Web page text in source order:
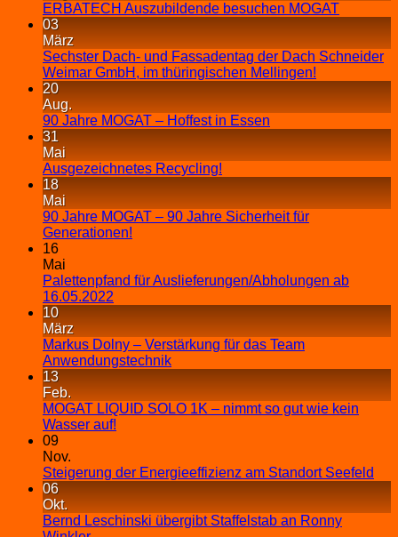
ERBATECH Auszubildende besuchen MOGAT
03
März
Sechster Dach- und Fassadentag der Dach Schneider
Weimar GmbH, im thüringischen Mellingen!
20
Aug.
90 Jahre MOGAT – Hoffest in Essen
31
Mai
Ausgezeichnetes Recycling!
18
Mai
90 Jahre MOGAT – 90 Jahre Sicherheit für
Generationen!
16
Mai
Palettenpfand für Auslieferungen/Abholungen ab
16.05.2022
10
März
Markus Dolny – Verstärkung für das Team
Anwendungstechnik
13
Feb.
MOGAT LIQUID SOLO 1K – nimmt so gut wie kein
Wasser auf!
09
Nov.
Steigerung der Energieeffizienz am Standort Seefeld
06
Okt.
Bernd Leschinski übergibt Staffelstab an Ronny